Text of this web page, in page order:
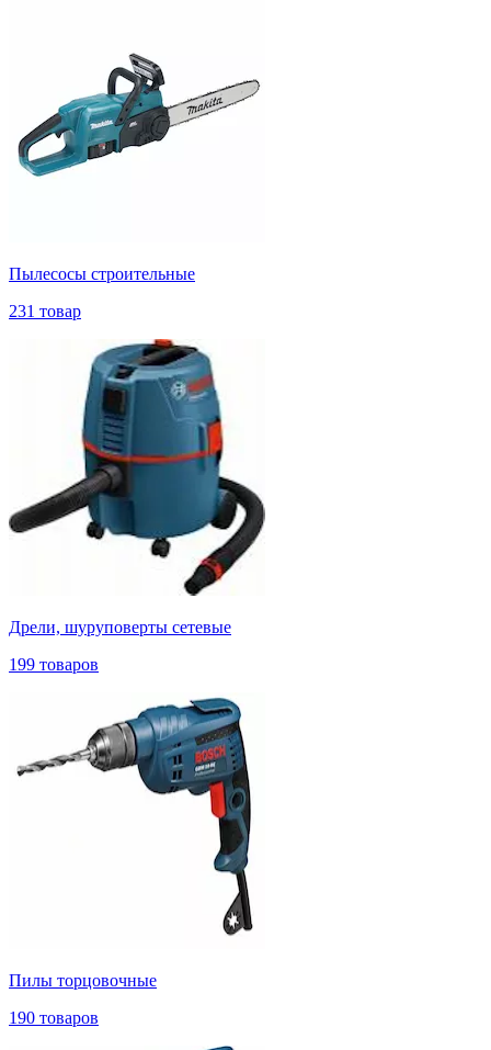
Пылесосы строительные
231 товар
Дрели, шуруповерты сетевые
199 товаров
Пилы торцовочные
190 товаров